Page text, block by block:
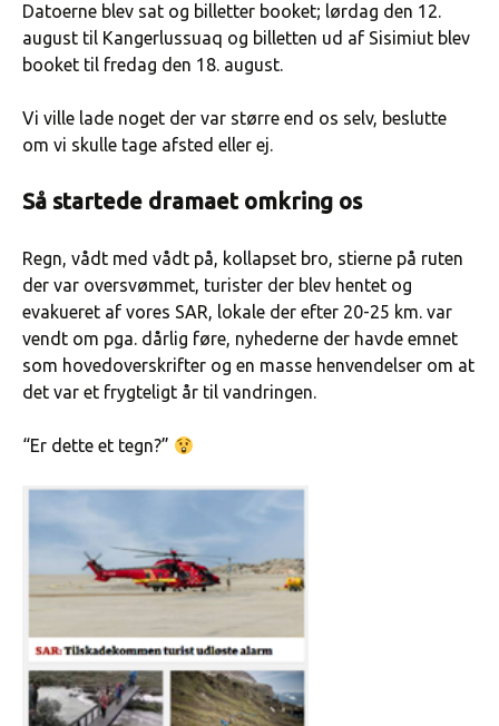
Datoerne blev sat og billetter booket; lørdag den 12.
august til Kangerlussuaq og billetten ud af Sisimiut blev
booket til fredag den 18. august.
Vi ville lade noget der var større end os selv, beslutte
om vi skulle tage afsted eller ej.
Så startede dramaet omkring os
Regn, vådt med vådt på, kollapset bro, stierne på ruten
der var oversvømmet, turister der blev hentet og
evakueret af vores SAR, lokale der efter 20-25 km. var
vendt om pga. dårlig føre, nyhederne der havde emnet
som hovedoverskrifter og en masse henvendelser om at
det var et frygteligt år til vandringen.
“Er dette et tegn?”